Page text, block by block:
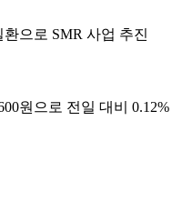
으로 SMR 사업 추진
원으로 전일 대비 0.12%